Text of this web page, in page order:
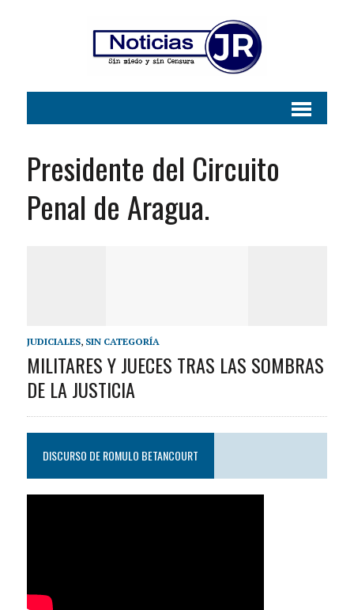
Presidente del Circuito
Penal de Aragua.
JUDICIALES, SIN CATEGORÍA
MILITARES Y JUECES TRAS LAS SOMBRAS
DE LA JUSTICIA
DISCURSO DE ROMULO BETANCOURT